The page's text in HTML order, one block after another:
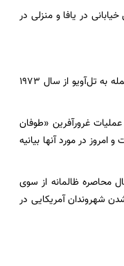
در یافا و منزلی در
وزیر خارجه آمریکا امروز اعلام کرد: در حال بررسی درخواست کمک نظامی اسرائیل از آمریکا هستیم؛ این بدترین حمله به تل‌آویو از سال ۱۹۷۳
غرورآفرین «طوفان
در مورد آنها بیانیه
آمریکا در ادامه با «تروریستی» توصیف کردن اقدامات دفاعی فلسطینیان در غزه پس از بیش از ۱۶ سال محاصره ظالمانه از سوی
شهروندان آمریکایی در